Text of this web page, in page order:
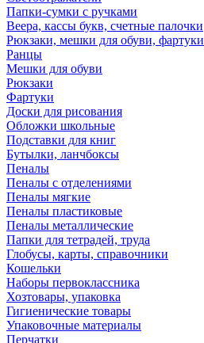
Папки-сумки с ручками
Веера, кассы букв, счетные палочки
Рюкзаки, мешки для обуви, фартуки
Ранцы
Мешки для обуви
Рюкзаки
Фартуки
Доски для рисования
Обложки школьные
Подставки для книг
Бутылки, ланчбоксы
Пеналы
Пеналы с отделениями
Пеналы мягкие
Пеналы пластиковые
Пеналы металлические
Папки для тетрадей, труда
Глобусы, карты, справочники
Кошельки
Наборы первоклассника
Хозтовары, упаковка
Гигиенические товары
Упаковочные материалы
Перчатки